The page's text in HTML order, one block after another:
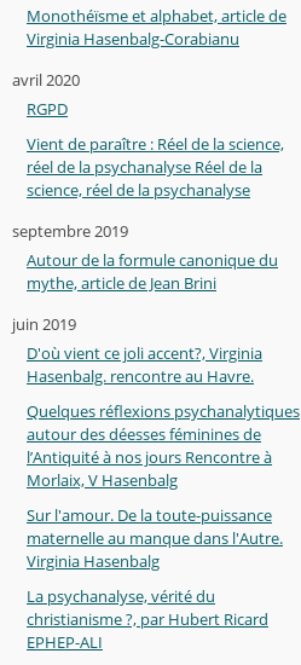
Monothéïsme et alphabet, article de
Virginia Hasenbalg-Corabianu
avril 2020
RGPD
Vient de paraître : Réel de la science,
réel de la psychanalyse Réel de la
science, réel de la psychanalyse
septembre 2019
Autour de la formule canonique du
mythe, article de Jean Brini
juin 2019
D'où vient ce joli accent?, Virginia
Hasenbalg. rencontre au Havre.
Quelques réflexions psychanalytiques
autour des déesses féminines de
l’Antiquité à nos jours Rencontre à
Morlaix, V Hasenbalg
Sur l'amour. De la toute-puissance
maternelle au manque dans l'Autre.
Virginia Hasenbalg
La psychanalyse, vérité du
christianisme ?, par Hubert Ricard
EPHEP-ALI